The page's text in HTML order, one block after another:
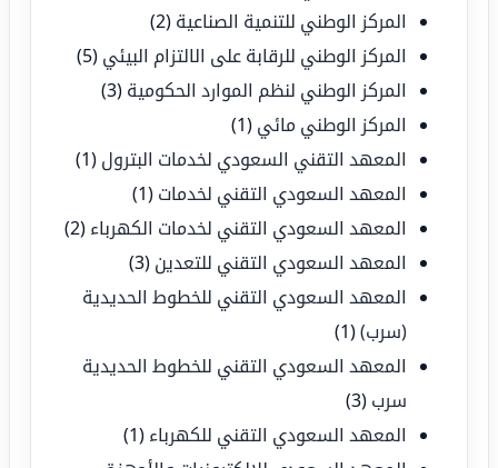
المركز الوطني للتنمية الصناعية (2)
المركز الوطني للرقابة على الالتزام البيئي (5)
المركز الوطني لنظم الموارد الحكومية (3)
المركز الوطني مائي (1)
المعهد التقني السعودي لخدمات البترول (1)
المعهد السعودي التقني لخدمات (1)
المعهد السعودي التقني لخدمات الكهرباء (2)
المعهد السعودي التقني للتعدين (3)
المعهد السعودي التقني للخطوط الحديدية
(سرب)(1)
المعهد السعودي التقني للخطوط الحديدية
سرب (3)
المعهد السعودي التقني للكهرباء (1)